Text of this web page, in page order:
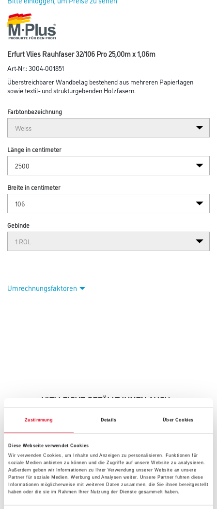
Zustimmung Details Über Cookies
Diese Webseite verwendet Cookies
Wir verwenden Cookies, um Inhalte und Anzeigen zu personalisieren, Funktionen für
soziale Medien anbieten zu können und die Zugriffe auf unsere Website zu analysieren.
Außerdem geben wir Informationen zu Ihrer Verwendung unserer Website an unsere
Partner für soziale Medien, Werbung und Analysen weiter. Unsere Partner führen diese
Informationen möglicherweise mit weiteren Daten zusammen, die Sie ihnen bereitgestellt
haben oder die sie im Rahmen Ihrer Nutzung der Dienste gesammelt haben.
Erfurt Vlies Rauhfaser 32/106 Pro 25,00m x 1,06m
Art-Nr.:3004-001851
Überstreichbarer Wandbelag bestehend aus mehreren Papierlagen
sowie textil- und strukturgebenden Holzfasern.
Farbtonbezeichnung
Länge in centimeter
Breite in centimeter
Gebinde
Umrechnungsfaktoren
VIELLEICHT GEFÄLLT IHNEN AUCH...